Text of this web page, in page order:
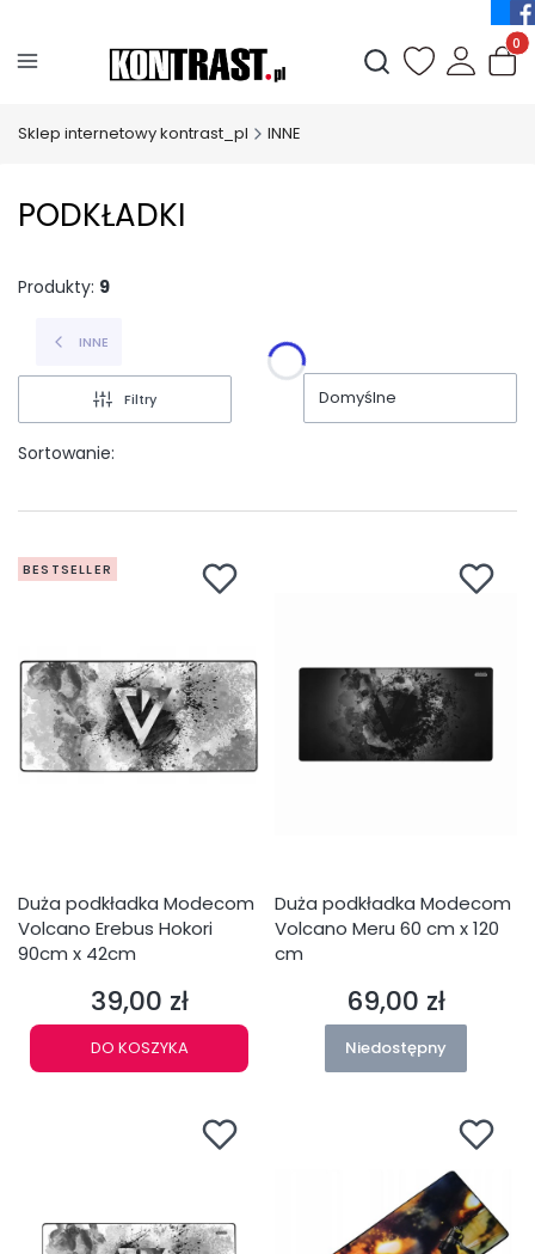
Otwórz
Sklep internetowy kontrast_pl INNE
PODKŁADKI
Produkty: 9
INNE
Filtry
Sortowanie:
Domyślne
BESTSELLER
Duża podkładka Modecom
Volcano Erebus Hokori
90cm x 42cm
Cena
39,00 zł
DO KOSZYKA
Duża podkładka Modecom
Volcano Meru 60 cm x 120
cm
Cena
69,00 zł
Niedostępny